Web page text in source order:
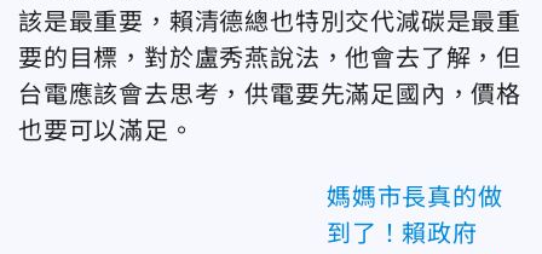
該是最重要，賴清德總也特別交代減碳是最重
要的目標，對於盧秀燕說法，他會去了解，但
台電應該會去思考，供電要先滿足國內，價格
也要可以滿足。
媽媽市長真的做
到了！賴政府